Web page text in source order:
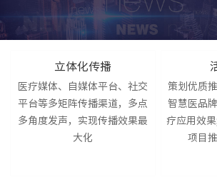
立体化传播
医疗媒体、自媒体平台、社交
平台等多矩阵传播渠道，多点
多角度发声，实现传播效果最
大化
策划优质
智慧医品
疗应用效
项目